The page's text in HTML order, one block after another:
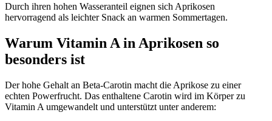
Durch ihren hohen Wasseranteil eignen sich Aprikosen
hervorragend als leichter Snack an warmen Sommertagen.
Warum Vitamin A in Aprikosen so
besonders ist
Der hohe Gehalt an Beta-Carotin macht die Aprikose zu einer
echten Powerfrucht. Das enthaltene Carotin wird im Körper zu
Vitamin A umgewandelt und unterstützt unter anderem: